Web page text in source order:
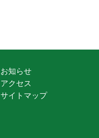
お知らせ
アクセス
サイトマップ